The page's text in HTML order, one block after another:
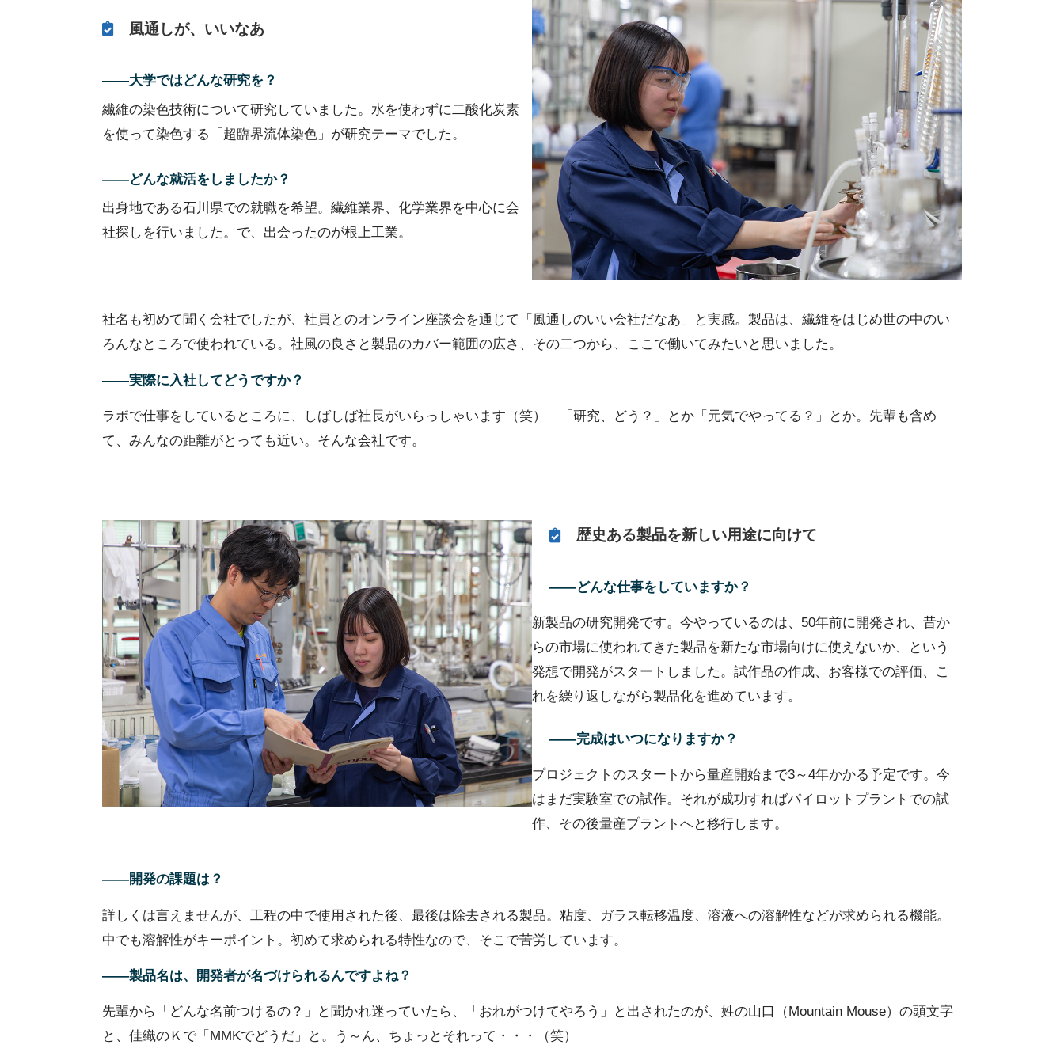
風通しが、いいなあ
――大学ではどんな研究を？
繊維の染色技術について研究していました。水を使わずに二酸化炭素
を使って染色する「超臨界流体染色」が研究テーマでした。
――どんな就活をしましたか？
出身地である石川県での就職を希望。繊維業界、化学業界を中心に会
社探しを行いました。で、出会ったのが根上工業。
社名も初めて聞く会社でしたが、社員とのオンライン座談会を通じて「風通しのいい会社だなあ」と実感。製品は、繊維をはじめ世の中のい
ろんなところで使われている。社風の良さと製品のカバー範囲の広さ、その二つから、ここで働いてみたいと思いました。
――実際に入社してどうですか？
ラボで仕事をしているところに、しばしば社長がいらっしゃいます（笑） 「研究、どう？」とか「元気でやってる？」とか。先輩も含め
て、みんなの距離がとっても近い。そんな会社です。
歴史ある製品を新しい用途に向けて
――どんな仕事をしていますか？
新製品の研究開発です。今やっているのは、50年前に開発され、昔か
らの市場に使われてきた製品を新たな市場向けに使えないか、という
発想で開発がスタートしました。試作品の作成、お客様での評価、こ
れを繰り返しながら製品化を進めています。
――完成はいつになりますか？
プロジェクトのスタートから量産開始まで3～4年かかる予定です。今
はまだ実験室での試作。それが成功すればパイロットプラントでの試
作、その後量産プラントへと移行します。
――開発の課題は？
詳しくは言えませんが、工程の中で使用された後、最後は除去される製品。粘度、ガラス転移温度、溶液への溶解性などが求められる機能。
中でも溶解性がキーポイント。初めて求められる特性なので、そこで苦労しています。
――製品名は、開発者が名づけられるんですよね？
先輩から「どんな名前つけるの？」と聞かれ迷っていたら、「おれがつけてやろう」と出されたのが、姓の山口（Mountain Mouse）の頭文字
と、佳織のＫで「MMKでどうだ」と。う～ん、ちょっとそれって・・・（笑）